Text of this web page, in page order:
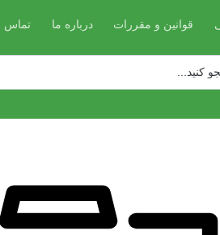
قوانین و مقررات درباره ما تماس